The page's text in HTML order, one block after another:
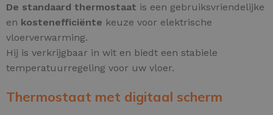
De standaard thermostaat is een gebruiksvriendelijke
en kostenefficiënte keuze voor elektrische
vloerverwarming.
Hij is verkrijgbaar in wit en biedt een stabiele
temperatuurregeling voor uw vloer.
Thermostaat met digitaal scherm